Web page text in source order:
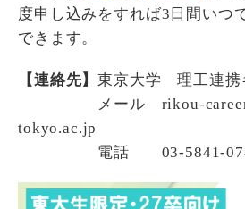
度申し込みをすれば3日間いつ
できます。
【連絡先】東京大学 理工連
メール rikou-
tokyo.ac.jp
電話 03-5841-